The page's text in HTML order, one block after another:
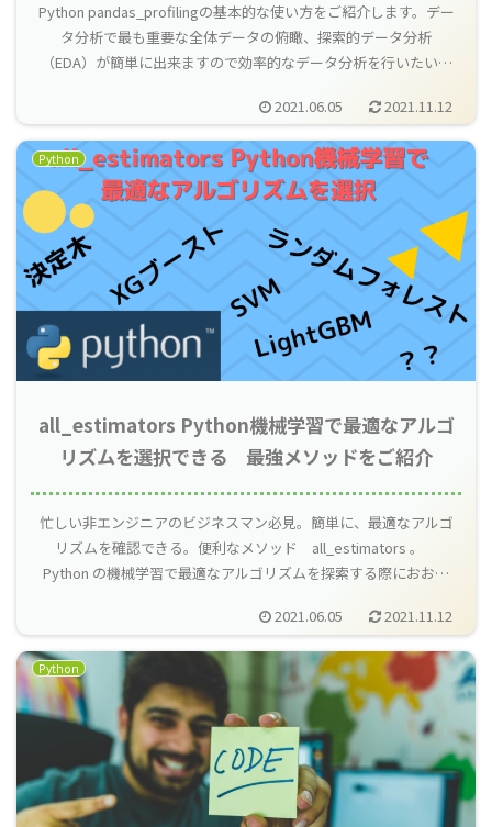
Python pandas_profilingの基本的な使い方をご紹介します。デー
タ分析で最も重要な全体データの俯瞰、探索的データ分析
（EDA）が簡単に出来ますので効率的なデータ分析を行いたい方
2021.06.05
2021.11.12
Python
all_estimators Python機械学習で最適なアルゴ
リズムを選択できる 最強メソッドをご紹介
忙しい非エンジニアのビジネスマン必見。簡単に、最適なアルゴ
リズムを確認できる。便利なメソッド all_estimators 。
Python の機械学習で最適なアルゴリズムを探索する際におおよ
2021.06.05
2021.11.12
Python